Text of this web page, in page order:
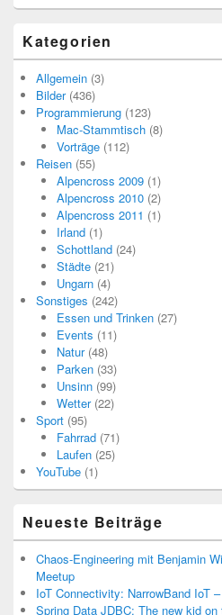
Kategorien
Allgemein (3)
Bilder(436)
Programmierung (123)
Mac-Stammtisch(8)
Vorträge(112)
Reisen (55)
Alpencross 2009(1)
Alpencross 2010(2)
Alpencross 2011 (1)
Irland(1)
Schottland(24)
Städte(21)
Ungarn(4)
Sonstiges (242)
Essen und Trinken(27)
Events (11)
Natur(48)
Parken(33)
Unsinn(99)
Wetter(22)
Sport (95)
Fahrrad(71)
Laufen(25)
YouTube (1)
Neueste Beiträge
Chaos-Engineering mit Benjamin
Meetup
IoT Connectivity: NarrowBand IoT
Spring Data JDBC: The new kid